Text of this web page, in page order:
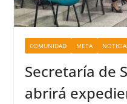
COMUNIDAD META
Secretaría de
abrirá